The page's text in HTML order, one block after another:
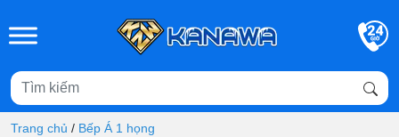
Trang chủ / Bếp Á 1 họng